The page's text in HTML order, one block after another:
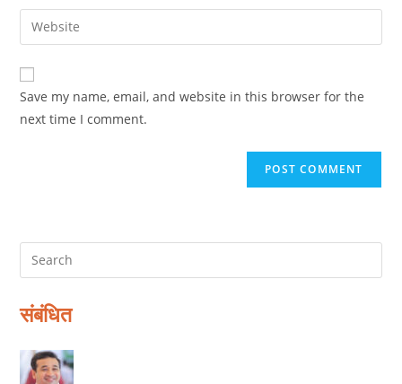
comment
email
address
comment
Enter
your
website
URL
(optional)
Save my name, email, and website in this browser for the
next time I comment.
संबंधित